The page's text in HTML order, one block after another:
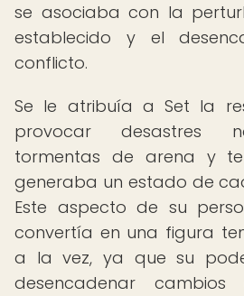
se asociaba con la
establecido y el
conflicto.
Se le atribuía a Set la
provocar desastres
tormentas de arena y
generaba un estado de
Este aspecto de su
convertía en una figura
a la vez, ya que su
desencadenar